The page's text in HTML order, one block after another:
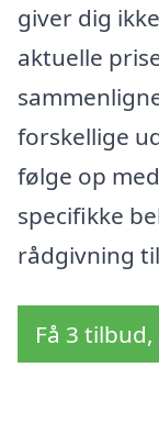
giver dig
aktuelle
forskellige
følge op
specifikke
rådgivning
Få 3